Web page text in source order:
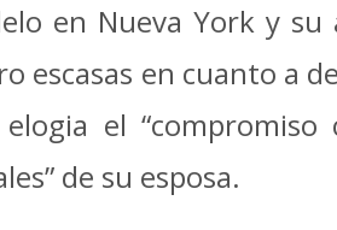
en Nueva York y
escasas en cuanto a
el
de su esposa.